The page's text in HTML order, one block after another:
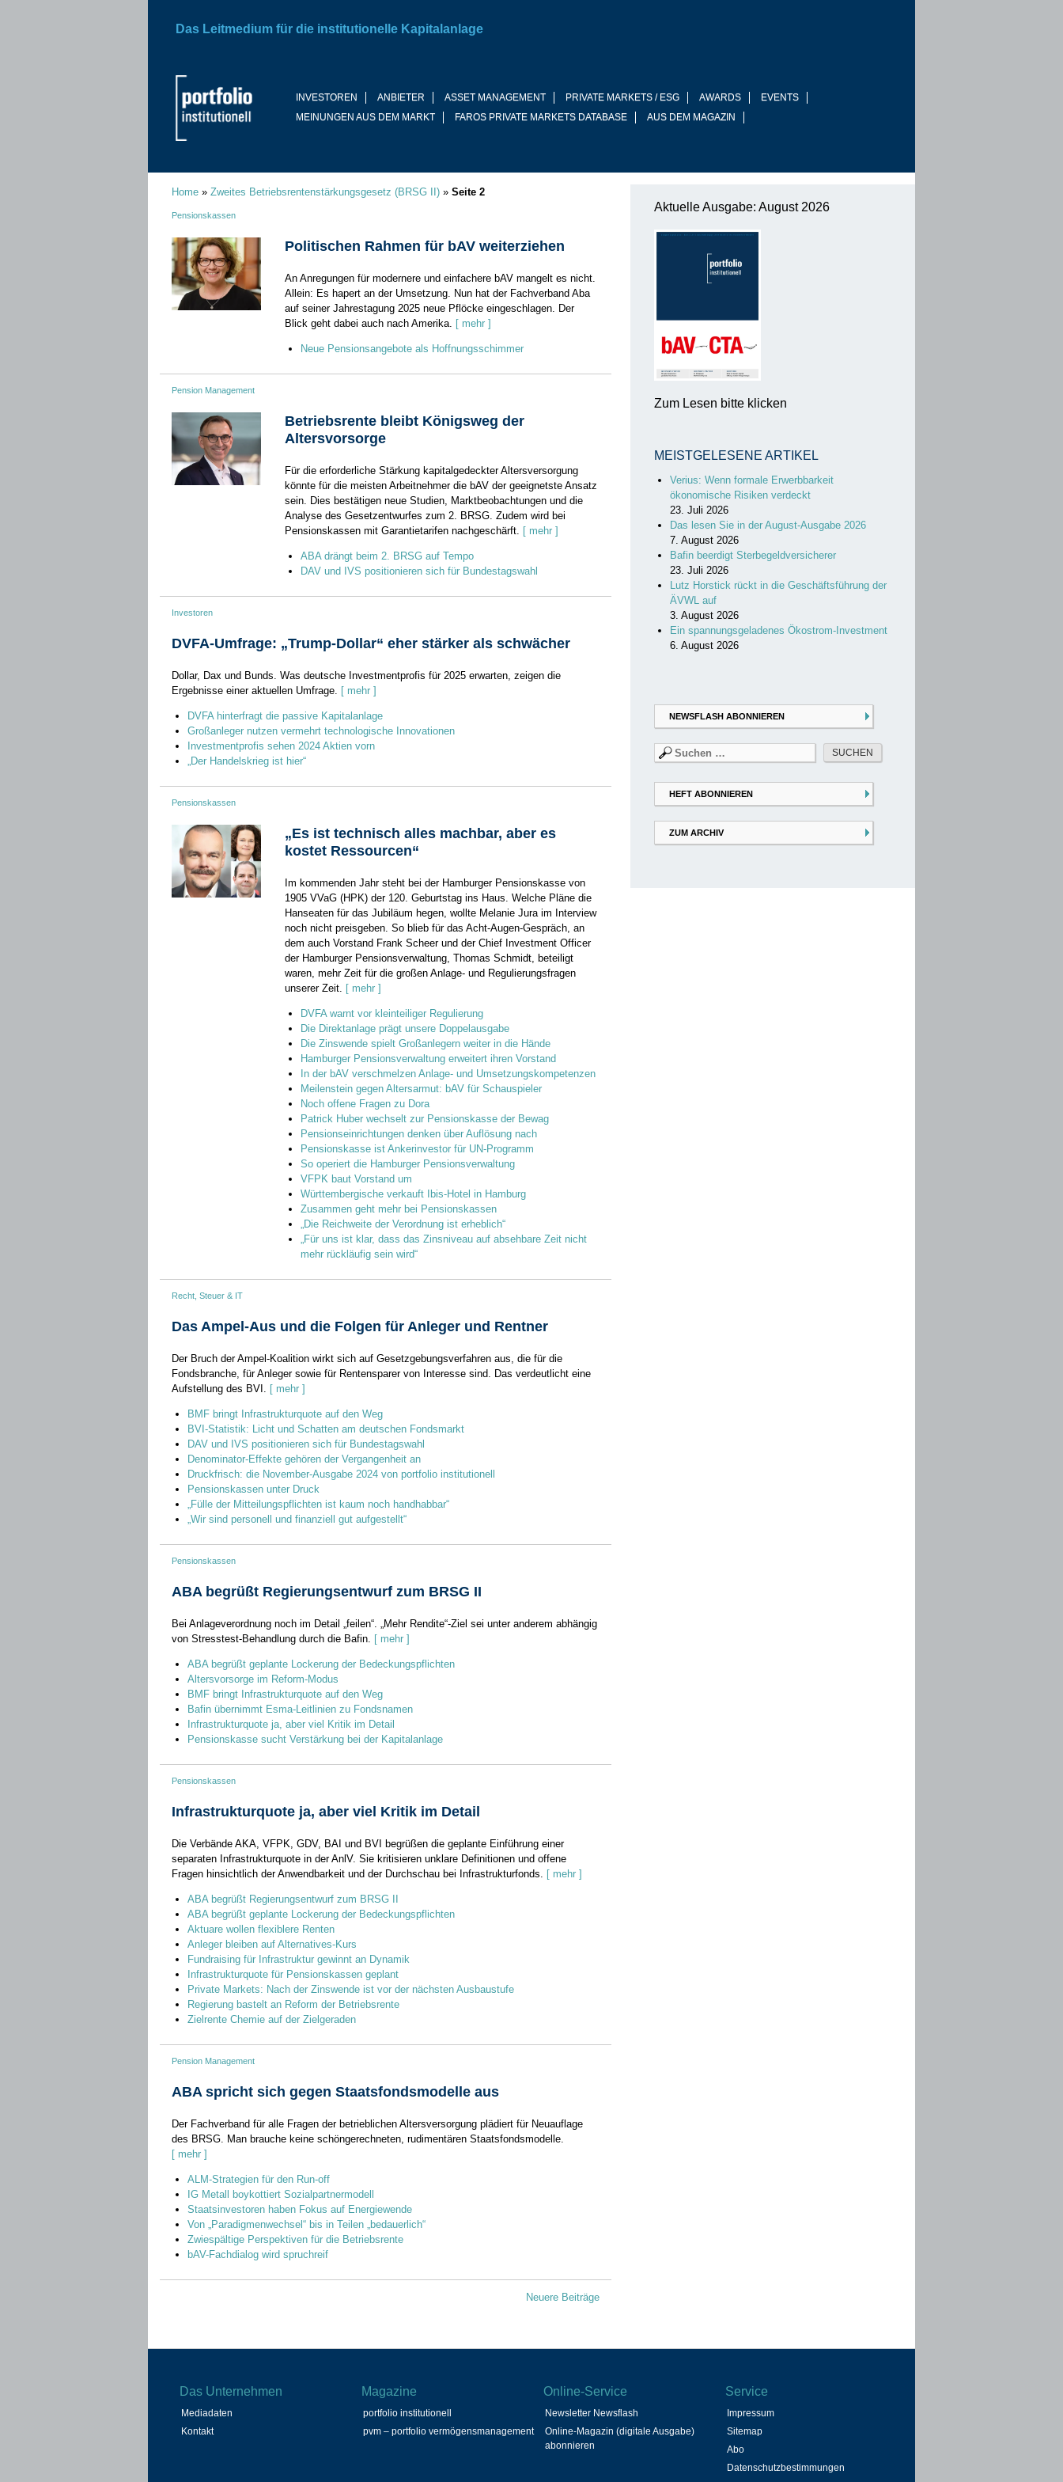
INVESTOREN ANBIETER ASSET MANAGEMENT PRIVATE MARKETS / ESG AWARDS
EVENTS
MEINUNGEN AUS DEM MARKT
FAROS PRIVATE MARKETS DATABASE AUS DEM MAGAZIN
Das Leitmedium für die institutionelle Kapitalanlage
Home » Zweites Betriebsrentenstärkungsgesetz (BRSG II) » Seite 2
Pensionskassen
Politischen Rahmen für bAV weiterziehen
An Anregungen für modernere und einfachere bAV mangelt es nicht.
Allein: Es hapert an der Umsetzung. Nun hat der Fachverband Aba
auf seiner Jahrestagung 2025 neue Pflöcke eingeschlagen. Der
Blick geht dabei auch nach Amerika. [ mehr ]
Neue Pensionsangebote als Hoffnungsschimmer
Pension Management
Betriebsrente bleibt Königsweg der
Altersvorsorge
Für die erforderliche Stärkung kapitalgedeckter Altersversorgung
könnte für die meisten Arbeitnehmer die bAV der geeignetste Ansatz
sein. Dies bestätigen neue Studien, Marktbeobachtungen und die
Analyse des Gesetzentwurfes zum 2. BRSG. Zudem wird bei
Pensionskassen mit Garantietarifen nachgeschärft. [ mehr ]
ABA drängt beim 2. BRSG auf Tempo
DAV und IVS positionieren sich für Bundestagswahl
Investoren
DVFA-Umfrage: „Trump-Dollar“ eher stärker als schwächer
Dollar, Dax und Bunds. Was deutsche Investmentprofis für 2025 erwarten, zeigen die
Ergebnisse einer aktuellen Umfrage. [ mehr ]
DVFA hinterfragt die passive Kapitalanlage
Großanleger nutzen vermehrt technologische Innovationen
Investmentprofis sehen 2024 Aktien vorn
„Der Handelskrieg ist hier“
Pensionskassen
„Es ist technisch alles machbar, aber es
kostet Ressourcen“
Im kommenden Jahr steht bei der Hamburger Pensionskasse von
1905 VVaG (HPK) der 120. Geburtstag ins Haus. Welche Pläne die
Hanseaten für das Jubiläum hegen, wollte Melanie Jura im Interview
noch nicht preisgeben. So blieb für das Acht-Augen-Gespräch, an
dem auch Vorstand Frank Scheer und der Chief Investment Officer
der Hamburger Pensionsverwaltung, Thomas Schmidt, beteiligt
waren, mehr Zeit für die großen Anlage- und Regulierungsfragen
unserer Zeit. [ mehr ]
DVFA warnt vor kleinteiliger Regulierung
Die Direktanlage prägt unsere Doppelausgabe
Die Zinswende spielt Großanlegern weiter in die Hände
Hamburger Pensionsverwaltung erweitert ihren Vorstand
In der bAV verschmelzen Anlage- und Umsetzungskompetenzen
Meilenstein gegen Altersarmut: bAV für Schauspieler
Noch offene Fragen zu Dora
Patrick Huber wechselt zur Pensionskasse der Bewag
Pensionseinrichtungen denken über Auflösung nach
Pensionskasse ist Ankerinvestor für UN-Programm
So operiert die Hamburger Pensionsverwaltung
VFPK baut Vorstand um
Württembergische verkauft Ibis-Hotel in Hamburg
Zusammen geht mehr bei Pensionskassen
„Die Reichweite der Verordnung ist erheblich“
„Für uns ist klar, dass das Zinsniveau auf absehbare Zeit nicht
mehr rückläufig sein wird“
Recht, Steuer & IT
Das Ampel-Aus und die Folgen für Anleger und Rentner
Der Bruch der Ampel-Koalition wirkt sich auf Gesetzgebungsverfahren aus, die für die
Fondsbranche, für Anleger sowie für Rentensparer von Interesse sind. Das verdeutlicht eine
Aufstellung des BVI. [ mehr ]
BMF bringt Infrastrukturquote auf den Weg
BVI-Statistik: Licht und Schatten am deutschen Fondsmarkt
DAV und IVS positionieren sich für Bundestagswahl
Denominator-Effekte gehören der Vergangenheit an
Druckfrisch: die November-Ausgabe 2024 von portfolio institutionell
Pensionskassen unter Druck
„Fülle der Mitteilungspflichten ist kaum noch handhabbar“
„Wir sind personell und finanziell gut aufgestellt“
Pensionskassen
ABA begrüßt Regierungsentwurf zum BRSG II
Bei Anlageverordnung noch im Detail „feilen“. „Mehr Rendite“-Ziel sei unter anderem abhängig
von Stresstest-Behandlung durch die Bafin. [ mehr ]
ABA begrüßt geplante Lockerung der Bedeckungspflichten
Altersvorsorge im Reform-Modus
BMF bringt Infrastrukturquote auf den Weg
Bafin übernimmt Esma-Leitlinien zu Fondsnamen
Infrastrukturquote ja, aber viel Kritik im Detail
Pensionskasse sucht Verstärkung bei der Kapitalanlage
Pensionskassen
Infrastrukturquote ja, aber viel Kritik im Detail
Die Verbände AKA, VFPK, GDV, BAI und BVI begrüßen die geplante Einführung einer
separaten Infrastrukturquote in der AnlV. Sie kritisieren unklare Definitionen und offene
Fragen hinsichtlich der Anwendbarkeit und der Durchschau bei Infrastrukturfonds. [ mehr ]
ABA begrüßt Regierungsentwurf zum BRSG II
ABA begrüßt geplante Lockerung der Bedeckungspflichten
Aktuare wollen flexiblere Renten
Anleger bleiben auf Alternatives-Kurs
Fundraising für Infrastruktur gewinnt an Dynamik
Infrastrukturquote für Pensionskassen geplant
Private Markets: Nach der Zinswende ist vor der nächsten Ausbaustufe
Regierung bastelt an Reform der Betriebsrente
Zielrente Chemie auf der Zielgeraden
Pension Management
ABA spricht sich gegen Staatsfondsmodelle aus
Der Fachverband für alle Fragen der betrieblichen Altersversorgung plädiert für Neuauflage
des BRSG. Man brauche keine schöngerechneten, rudimentären Staatsfondsmodelle.
[ mehr ]
ALM-Strategien für den Run-off
IG Metall boykottiert Sozialpartnermodell
Staatsinvestoren haben Fokus auf Energiewende
Von „Paradigmenwechsel“ bis in Teilen „bedauerlich“
Zwiespältige Perspektiven für die Betriebsrente
bAV-Fachdialog wird spruchreif
Neuere Beiträge
Aktuelle Ausgabe: August 2026
Zum Lesen bitte klicken
MEISTGELESENE ARTIKEL
Verius: Wenn formale Erwerbbarkeit
ökonomische Risiken verdeckt
23. Juli 2026
Das lesen Sie in der August-Ausgabe 2026
7. August 2026
Bafin beerdigt Sterbegeldversicherer
23. Juli 2026
Lutz Horstick rückt in die Geschäftsführung der
ÄVWL auf
3. August 2026
Ein spannungsgeladenes Ökostrom-Investment
6. August 2026
NEWSFLASH ABONNIEREN
Suchen
nach:
HEFT ABONNIEREN
ZUM ARCHIV
Das Unternehmen
Mediadaten
Kontakt
Magazine
portfolio institutionell
pvm – portfolio vermögensmanagement
Online-Service
Newsletter Newsflash
Online-Magazin (digitale Ausgabe)
abonnieren
Service
Impressum
Sitemap
Abo
Datenschutzbestimmungen